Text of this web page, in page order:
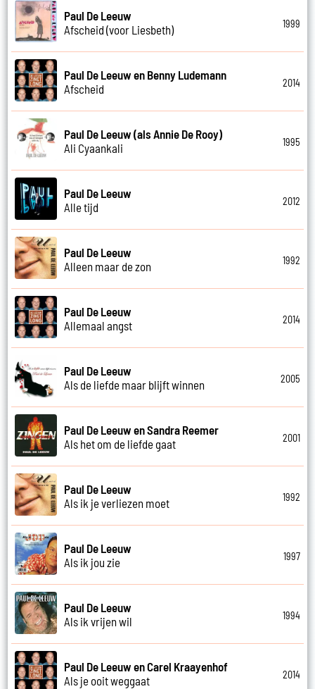
Paul De Leeuw
Afscheid (voor Liesbeth)
1999
Paul De Leeuw en Benny Ludemann
Afscheid
2014
Paul De Leeuw (als Annie De Rooy)
Ali Cyaankali
1995
Paul De Leeuw
Alle tijd
2012
Paul De Leeuw
Alleen maar de zon
1992
Paul De Leeuw
Allemaal angst
2014
Paul De Leeuw
Als de liefde maar blijft winnen
2005
Paul De Leeuw en Sandra Reemer
Als het om de liefde gaat
2001
Paul De Leeuw
Als ik je verliezen moet
1992
Paul De Leeuw
Als ik jou zie
1997
Paul De Leeuw
Als ik vrijen wil
1994
Paul De Leeuw en Carel Kraayenhof
Als je ooit weggaat
2014